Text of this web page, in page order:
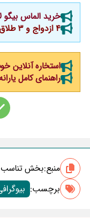
خرید الماس بیگو
4 ازدواج و 3 طلاق مرد جوان در 1 ماه!
استخاره آنلاین
راهنمای کامل یارانه نقدی ۱۴۰۵؛ مبلغ،
منبع:بخش تناسب
برچسب‌: